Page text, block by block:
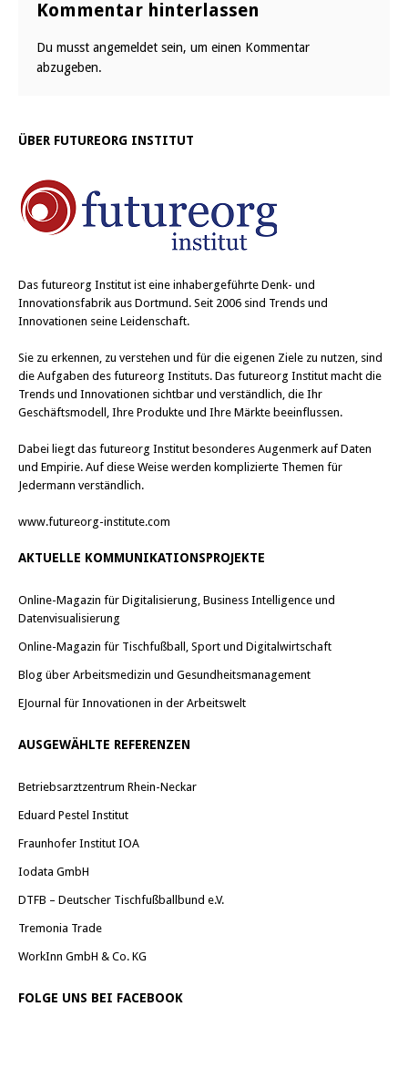
Kommentar hinterlassen
Du musst angemeldet sein, um einen Kommentar
abzugeben.
ÜBER FUTUREORG INSTITUT
Das futureorg Institut ist eine inhabergeführte Denk- und
Innovationsfabrik aus Dortmund. Seit 2006 sind Trends und
Innovationen seine Leidenschaft.
Sie zu erkennen, zu verstehen und für die eigenen Ziele zu nutzen, sind
die Aufgaben des futureorg Instituts. Das futureorg Institut macht die
Trends und Innovationen sichtbar und verständlich, die Ihr
Geschäftsmodell, Ihre Produkte und Ihre Märkte beeinflussen.
Dabei liegt das futureorg Institut besonderes Augenmerk auf Daten
und Empirie. Auf diese Weise werden komplizierte Themen für
Jedermann verständlich.
www.futureorg-institute.com
AKTUELLE KOMMUNIKATIONSPROJEKTE
Online-Magazin für Digitalisierung, Business Intelligence und
Datenvisualisierung
Online-Magazin für Tischfußball, Sport und Digitalwirtschaft
Blog über Arbeitsmedizin und Gesundheitsmanagement
EJournal für Innovationen in der Arbeitswelt
AUSGEWÄHLTE REFERENZEN
Betriebsarztzentrum Rhein-Neckar
Eduard Pestel Institut
Fraunhofer Institut IOA
Iodata GmbH
DTFB – Deutscher Tischfußballbund e.V.
Tremonia Trade
WorkInn GmbH & Co. KG
FOLGE UNS BEI FACEBOOK